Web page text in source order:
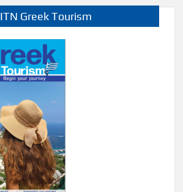
ITN Greek Tourism